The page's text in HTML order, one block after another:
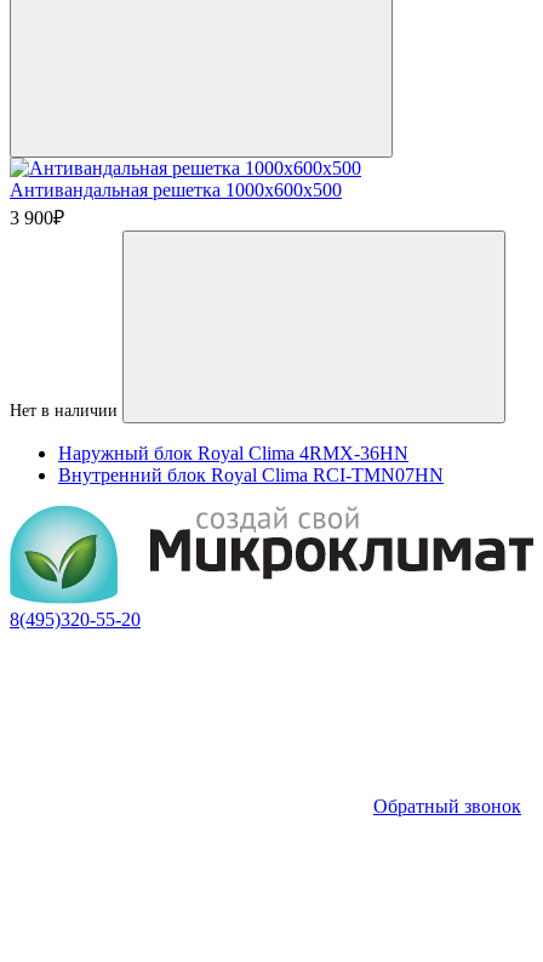
Антивандальная решетка 1000х600х500
3 900₽
Нет в наличии
Наружный блок Royal Clima 4RMX-36HN
Внутренний блок Royal Clima RCI-TMN07HN
8(495)320-55-20
Обратный звонок